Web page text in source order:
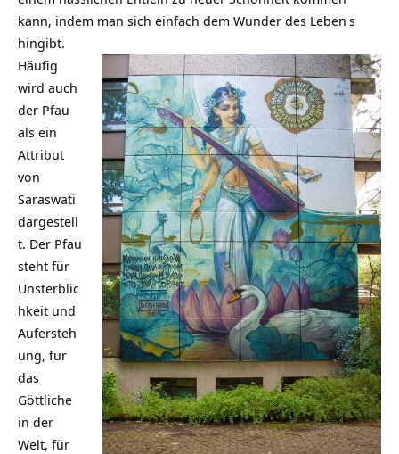
kann, indem man sich einfach dem Wunder des Leben s
hingibt.
Häufig
wird auch
der Pfau
als ein
Attribut
von
Saraswati
dargestell
t. Der Pfau
steht für
Unsterblic
hkeit und
Aufersteh
ung, für
das
Göttliche
in der
Welt, für